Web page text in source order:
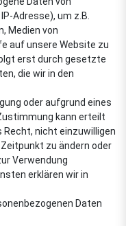
4,88
Sehr gut
Adresse), um z.B.
Medien von
auf unsere Website zu
erst durch gesetzte
die wir in den
oder aufgrund eines
kann erteilt
nicht einzuwilligen
zu ändern oder
Verwendung
erklären wir in
Daten